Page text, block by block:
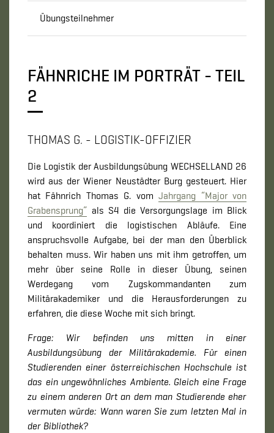
Übungsteilnehmer
FÄHNRICHE IM PORTRÄT - TEIL
2
THOMAS G. - LOGISTIK-OFFIZIER
Die Logistik der Ausbildungsübung WECHSELLAND 26
wird aus der Wiener Neustädter Burg gesteuert. Hier
hat Fähnrich Thomas G. vomJahrgang “Major von
Grabensprung” als S4 die Versorgungslage im Blick
und koordiniert die logistischen Abläufe. Eine
anspruchsvolle Aufgabe, bei der man den Überblick
behalten muss. Wir haben uns mit ihm getroffen, um
mehr über seine Rolle in dieser Übung, seinen
Werdegang vom Zugskommandanten zum
Militärakademiker und die Herausforderungen zu
erfahren, die diese Woche mit sich bringt.
Frage: Wir befinden uns mitten in einer
Ausbildungsübung der Militärakademie. Für einen
Studierenden einer österreichischen Hochschule ist
das ein ungewöhnliches Ambiente. Gleich eine Frage
zu einem anderen Ort an dem man Studierende eher
vermuten würde: Wann waren Sie zum letzten Mal in
der Bibliothek?